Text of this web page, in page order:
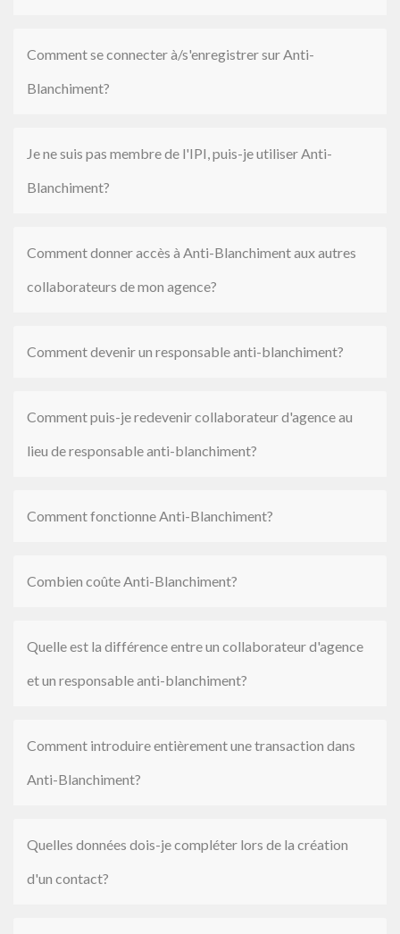
Comment se connecter à/s'enregistrer sur Anti-
Blanchiment?
Je ne suis pas membre de l'IPI, puis-je utiliser Anti-
Blanchiment?
Comment donner accès à Anti-Blanchiment aux autres
collaborateurs de mon agence?
Comment devenir un responsable anti-blanchiment?
Comment puis-je redevenir collaborateur d'agence au
lieu de responsable anti-blanchiment?
Comment fonctionne Anti-Blanchiment?
Combien coûte Anti-Blanchiment?
Quelle est la différence entre un collaborateur d'agence
et un responsable anti-blanchiment?
Comment introduire entièrement une transaction dans
Anti-Blanchiment?
Quelles données dois-je compléter lors de la création
d'un contact?